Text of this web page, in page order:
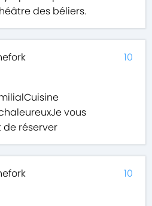
des béliers.
vous
réserver
10
10